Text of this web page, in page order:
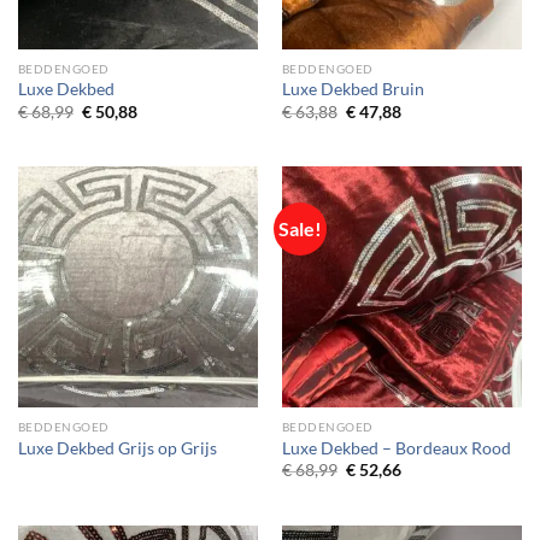
BEDDENGOED
Luxe Dekbed
€68,99 Original
price
€50,88Current
BEDDENGOED
Luxe Dekbed Bruin
€63,88 Original
price
€47,88Current
BEDDENGOED
Luxe Dekbed Grijs op Grijs
Sale!
BEDDENGOED
Luxe Dekbed – Bordeaux Rood
€68,99 Original
price
€52,66Current